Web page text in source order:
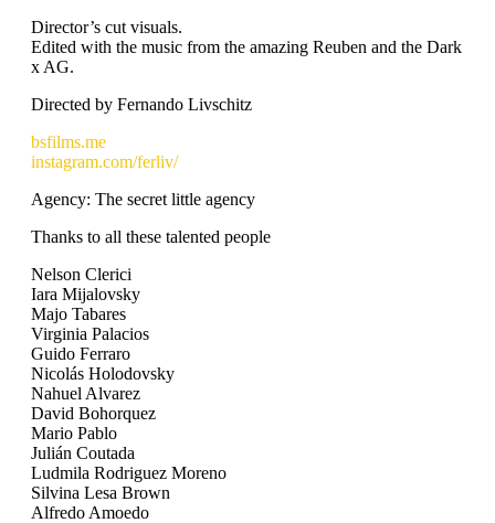
Director’s cut visuals.
Edited with the music from the amazing Reuben and the Dark
x AG.
Directed by Fernando Livschitz
bsfilms.me
instagram.com/ferliv/
Agency: The secret little agency
Thanks to all these talented people
Nelson Clerici
Iara Mijalovsky
Majo Tabares
Virginia Palacios
Guido Ferraro
Nicolás Holodovsky
Nahuel Alvarez
David Bohorquez
Mario Pablo
Julián Coutada
Ludmila Rodriguez Moreno
Silvina Lesa Brown
Alfredo Amoedo